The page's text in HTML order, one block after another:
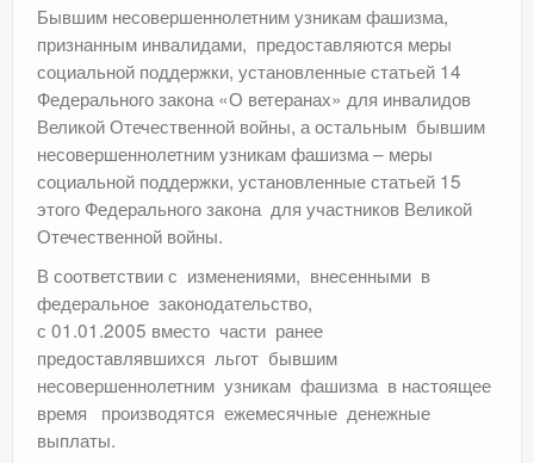
Бывшим несовершеннолетним узникам фашизма,
признанным инвалидами, предоставляются меры
социальной поддержки, установленные статьей 14
Федерального закона «О ветеранах» для инвалидов
Великой Отечественной войны, а остальным бывшим
несовершеннолетним узникам фашизма – меры
социальной поддержки, установленные статьей 15
этого Федерального закона для участников Великой
Отечественной войны.
В соответствии с изменениями, внесенными в
федеральное законодательство,
с 01.01.2005 вместо части ранее
предоставлявшихся льгот бывшим
несовершеннолетним узникам фашизма в настоящее
время производятся ежемесячные денежные
выплаты.